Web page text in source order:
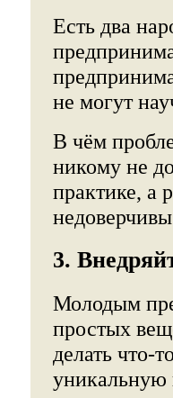
Есть два
не могут
В чём
никому не
практике, а
3.
Молодым
простых
делать что-
уникальную